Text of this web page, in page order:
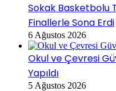
Sokak Basketbolu
Finallerle Sona Erdi
6 Ağustos 2026
Okul ve Çevresi
Yapıldı
5 Ağustos 2026